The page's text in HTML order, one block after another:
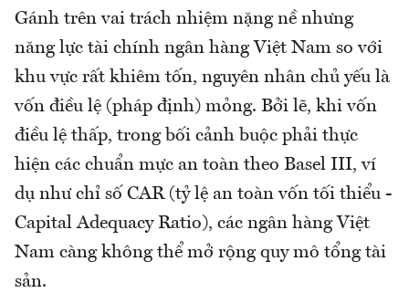
Gánh trên vai trách nhiệm nặng nề nhưng
năng lực tài chính ngân hàng Việt Nam so với
khu vực rất khiêm tốn, nguyên nhân chủ yếu là
vốn điều lệ (pháp định) mỏng. Bởi lẽ, khi vốn
điều lệ thấp, trong bối cảnh buộc phải thực
hiện các chuẩn mực an toàn theo Basel III, ví
dụ như chỉ số CAR (tỷ lệ an toàn vốn tối thiểu -
Capital Adequacy Ratio), các ngân hàng Việt
Nam càng không thể mở rộng quy mô tổng tài
sản.